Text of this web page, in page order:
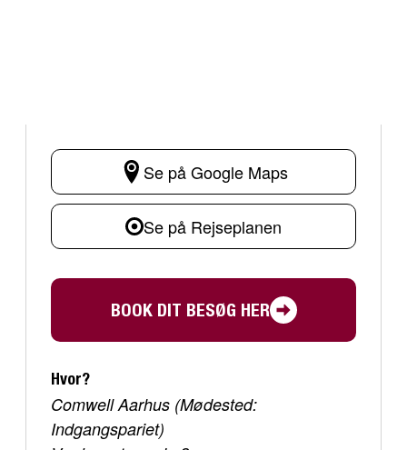
Se på Google Maps
Se på Rejseplanen
BOOK DIT BESØG HER
Hvor?
Comwell Aarhus (Mødested:
Indgangspariet)